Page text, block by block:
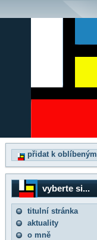
přidat k oblíbeným
vyberte si...
titulní stránka
aktuality
o mně